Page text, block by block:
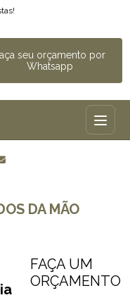
seu orçamento por
Whatsapp
DEDOS DA MÃO​
DA MÃO​
FAÇA UM
ORÇAMENTO